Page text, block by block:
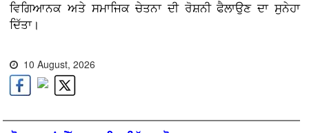
ਵਿਗਿਆਨਕ ਅਤੇ ਸਮਾਜਿਕ ਚੇਤਨਾ ਦੀ ਰੋਸ਼ਨੀ ਫੈਲਾਉਣ ਦਾ ਸੁਨੇਹਾ
ਦਿੱਤਾ।
10 August, 2026